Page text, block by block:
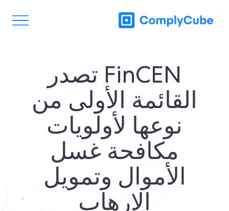
FinCEN تصدر
القائمة الأولى من
نوعها لأولويات
مكافحة غسل
الأموال وتمويل
الإرهاب